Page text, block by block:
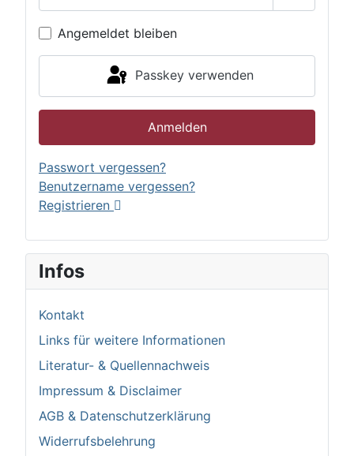
Passwort
Angemeldet bleiben
Passkey verwenden
Anmelden
Passwort vergessen?
Benutzername vergessen?
Registrieren
Infos
Kontakt
Links für weitere Informationen
Literatur- & Quellennachweis
Impressum & Disclaimer
AGB & Datenschutzerklärung
Widerrufsbelehrung